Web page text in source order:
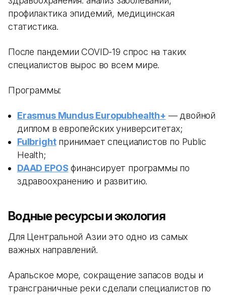
профилактика эпидемий, медицинская
статистика.
После пандемии COVID-19 спрос на таких
специалистов вырос во всем мире.
Программы:
Erasmus Mundus Europubhealth+ — двойной
диплом в европейских университетах;
Fulbrightпринимает специалистов по Public
Health;
DAAD EPOS финансирует программы по
здравоохранению и развитию.
Водные ресурсы и экология
Для Центральной Азии это одно из самых
важных направлений.
Аральское море, сокращение запасов воды и
трансграничные реки сделали специалистов по